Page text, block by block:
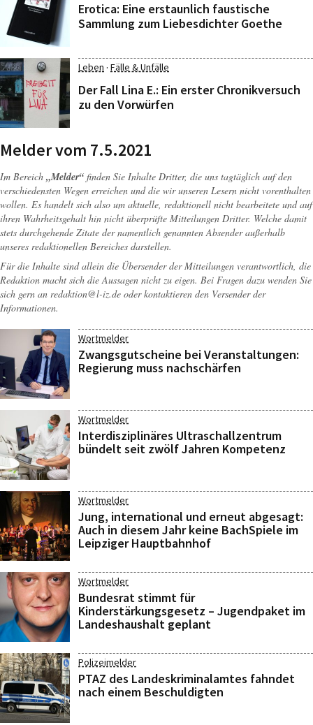
Erotica: Eine erstaunlich faustische
Sammlung zum Liebesdichter Goethe
Leben · Fälle & Unfälle
Der Fall Lina E.: Ein erster Chronikversuch
zu den Vorwürfen
Melder vom 7.5.2021
Im Bereich „Melder“ finden Sie Inhalte Dritter, die uns tagtäglich auf den
verschiedensten Wegen erreichen und die wir unseren Lesern nicht vorenthalten
wollen. Es handelt sich also um aktuelle, redaktionell nicht bearbeitete und auf
ihren Wahrheitsgehalt hin nicht überprüfte Mitteilungen Dritter. Welche damit
stets durchgehende Zitate der namentlich genannten Absender außerhalb
unseres redaktionellen Bereiches darstellen.
Für die Inhalte sind allein die Übersender der Mitteilungen verantwortlich, die
Redaktion macht sich die Aussagen nicht zu eigen. Bei Fragen dazu wenden Sie
sich gern an redaktion@l-iz.de oder kontaktieren den Versender der
Informationen.
Wortmelder
Zwangsgutscheine bei Veranstaltungen:
Regierung muss nachschärfen
Wortmelder
Interdisziplinäres Ultraschallzentrum
bündelt seit zwölf Jahren Kompetenz
Wortmelder
Jung, international und erneut abgesagt:
Auch in diesem Jahr keine BachSpiele im
Leipziger Hauptbahnhof
Wortmelder
Bundesrat stimmt für
Kinderstärkungsgesetz – Jugendpaket im
Landeshaushalt geplant
Polizeimelder
PTAZ des Landeskriminalamtes fahndet
nach einem Beschuldigten